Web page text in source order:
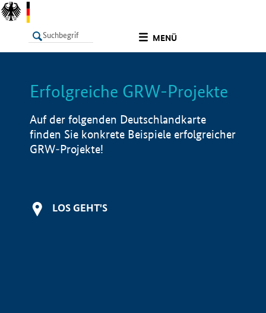
MENÜ
LISTE Info
Erfolgreiche GRW-Projekte
Auf der folgenden Deutschlandkarte
finden Sie konkrete Beispiele erfolgreicher
GRW-Projekte!
LOS GEHT'S